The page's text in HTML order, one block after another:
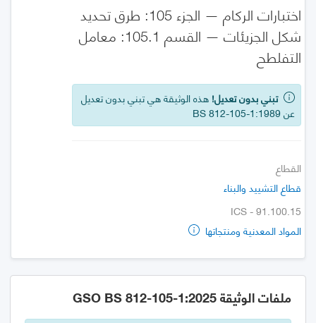
اختبارات الركام — الجزء 105: طرق تحديد
شكل الجزيئات — القسم 105.1: معامل
التفلطح
تبني بدون تعديل! هذه الوثيقة هي تبني بدون تعديل
عن BS 812-105-1:1989
القطاع
قطاع التشييد والبناء
ICS - 91.100.15
المواد المعدنية ومنتجاتها
ملفات الوثيقة GSO BS 812-105-1:2025